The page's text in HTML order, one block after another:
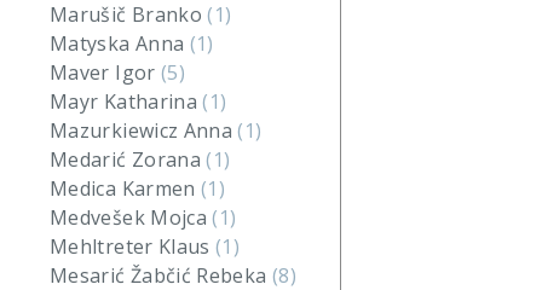
Marušič Branko(1)
Matyska Anna (1)
Maver Igor (5)
Mayr Katharina(1)
Mazurkiewicz Anna(1)
Medarić Zorana(1)
Medica Karmen(1)
Medvešek Mojca(1)
Mehltreter Klaus(1)
Mesarić Žabčić Rebeka (8)